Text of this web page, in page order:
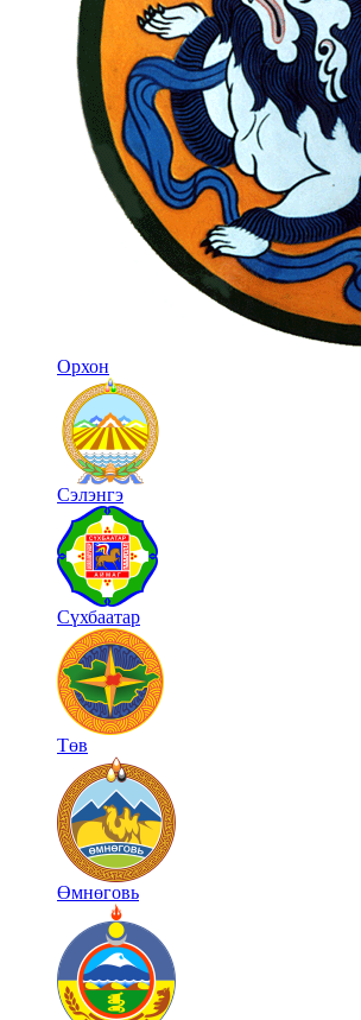
Орхон
Сэлэнгэ
Сүхбаатар
Төв
Өмнөговь